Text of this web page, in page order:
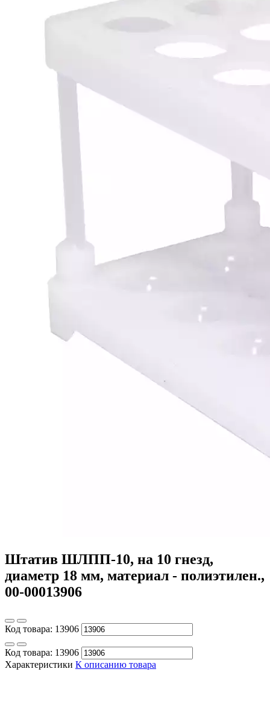
Штатив ШЛПП-10, на 10 гнезд,
диаметр 18 мм, материал - полиэтилен.,
00-00013906
Код товара: 13906
Код товара: 13906
Характеристики К описанию товара